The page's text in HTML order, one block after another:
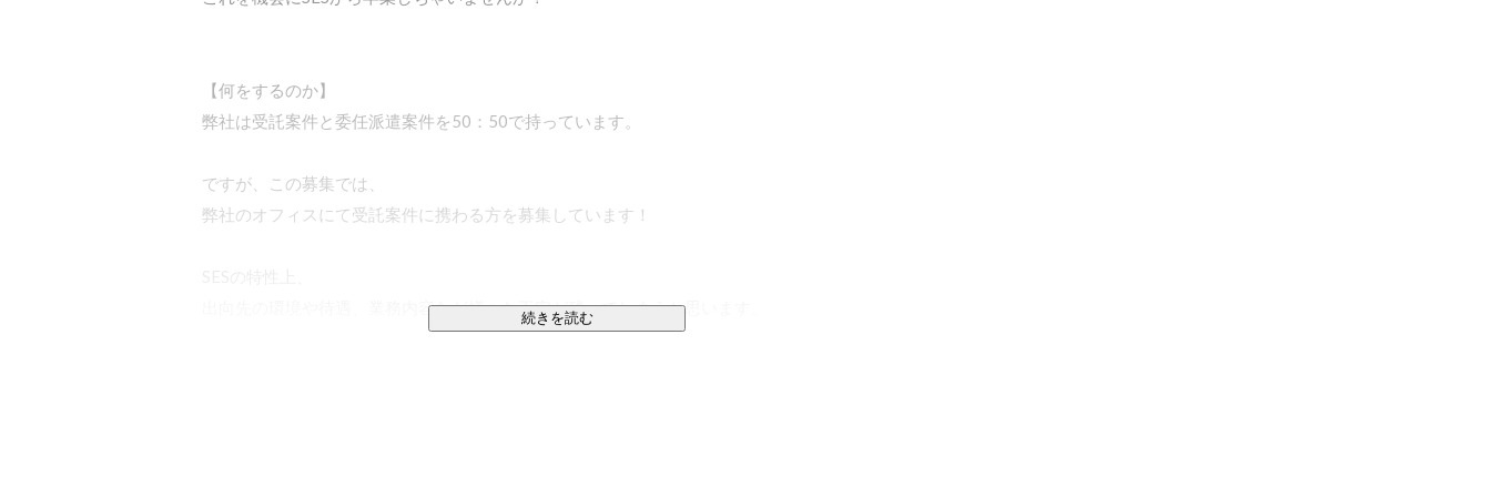
【何をするのか】
弊社は受託案件と委任派遣案件を50：50で持っています。
ですが、この募集では、
弊社のオフィスにて受託案件に携わる方を募集しています！
出向先の環境や待遇、業務内容など様々な不安が残ってしまうと思います。
続きを読む